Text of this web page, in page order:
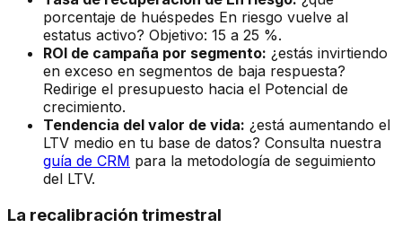
porcentaje de huéspedes En riesgo vuelve al
estatus activo? Objetivo: 15 a 25 %.
ROI de campaña por segmento: ¿estás invirtiendo
en exceso en segmentos de baja respuesta?
Redirige el presupuesto hacia el Potencial de
crecimiento.
Tendencia del valor de vida: ¿está aumentando el
LTV medio en tu base de datos? Consulta nuestra
guía de CRM para la metodología de seguimiento
del LTV.
La recalibración trimestral